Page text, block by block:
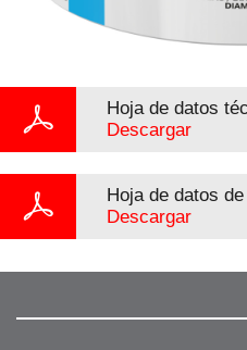
Hoja de datos
Descargar
Hoja de datos
Descargar